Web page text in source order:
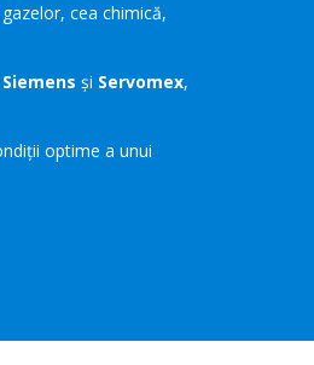
cea chimică,
Siemens și Servomex,
optime a unui